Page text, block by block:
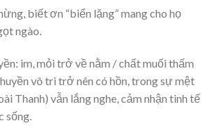
biết ơn “biển lặng” mang cho họ
ngào.
im, mỏi trở về nằm / chất muối thấm
vô tri trở nên có hồn, trong sự mệt
Thanh) vẫn lắng nghe, cảm nhận tinh tế
sống.